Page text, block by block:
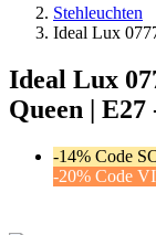
Stehleuchten
Ideal Lux
Ideal Lux
Queen | E27
-14% Code
-20% Code